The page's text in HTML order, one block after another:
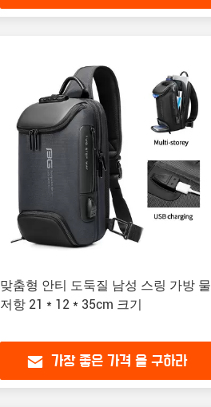
맞춤형 안티 도둑질 남성 스링 가방 물
저항 21 * 12 * 35cm 크기
가장 좋은 가격 을 구하라